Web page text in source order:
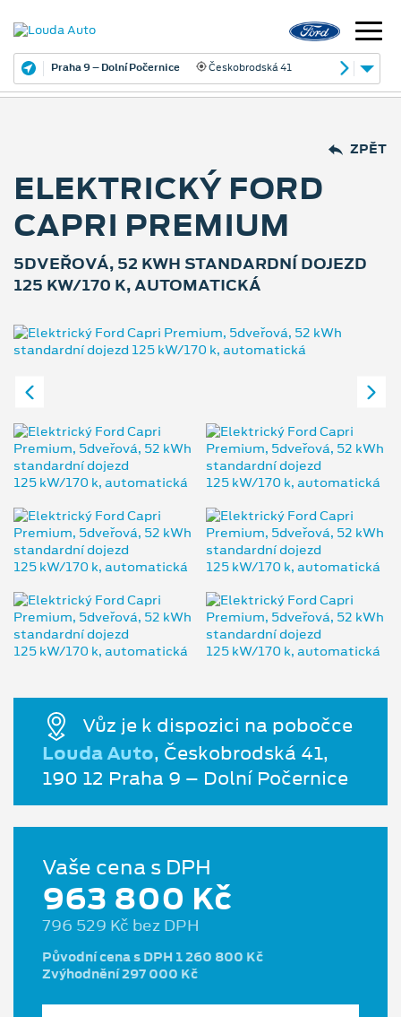
Praha 9 – Dolní Počernice Českobrodská 41
ZPĚT
ELEKTRICKÝ FORD
CAPRI PREMIUM
5DVEŘOVÁ, 52 KWH STANDARDNÍ DOJEZD
125 KW/170 K, AUTOMATICKÁ
Vůz je k dispozici na pobočce
Louda Auto, Českobrodská 41,
190 12 Praha 9 – Dolní Počernice
Vaše cena s DPH
963 800 Kč
796 529 Kč bez DPH
Původní cena s DPH 1 260 800 Kč
Zvýhodnění 297 000 Kč